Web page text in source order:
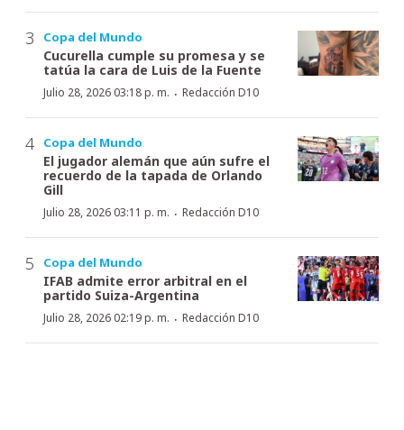
Copa del Mundo
Cucurella cumple su promesa y se
tatúa la cara de Luis de la Fuente
Julio 28, 2026 03:18 p. m. · Redacción D10
Copa del Mundo
El jugador alemán que aún sufre el
recuerdo de la tapada de Orlando
Gill
Julio 28, 2026 03:11 p. m. · Redacción D10
Copa del Mundo
IFAB admite error arbitral en el
partido Suiza-Argentina
Julio 28, 2026 02:19 p. m. · Redacción D10